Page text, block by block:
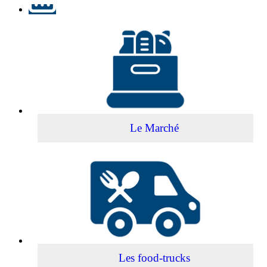
Le Marché
Les food-trucks